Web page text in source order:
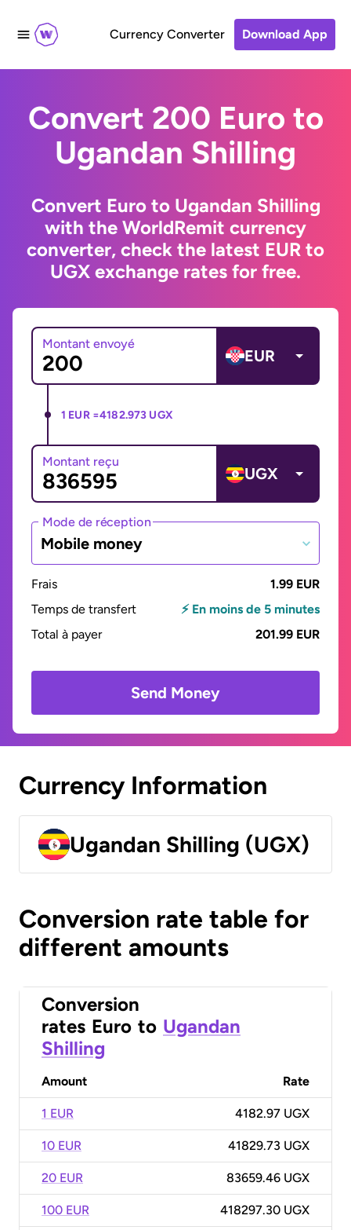
Currency Converter Download App
Convert 200 Euro to
Ugandan Shilling
Convert Euro to Ugandan Shilling
with the WorldRemit currency
converter, check the latest EUR to
UGX exchange rates for free.
Montant envoyé
EUR
1 EUR =4182.973 UGX
Montant reçu
UGX
Mode de réception
Mobile money
Frais
1.99 EUR
Temps de transfert
⚡ En moins de 5 minutes
Total à payer
201.99 EUR
Send Money
Currency Information
Ugandan Shilling (UGX)
Conversion rate table for
different amounts
Conversion
rates Euro to Ugandan
Shilling
Amount Rate
1 EUR 4182.97 UGX
10 EUR 41829.73 UGX
20 EUR 83659.46 UGX
100 EUR 418297.30 UGX